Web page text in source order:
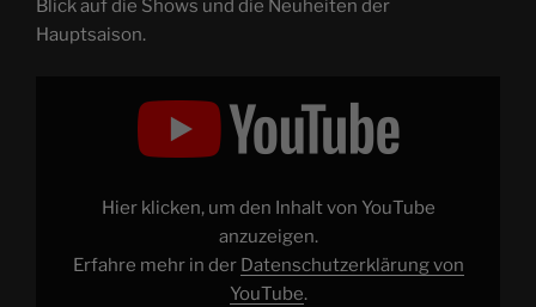
Blick auf die Shows und die Neuheiten der
Hauptsaison.
Neuheiten
PARK
Hier klicken, um den Inhalt von YouTube
anzuzeigen.
Erfahre mehr in der Datenschutzerklärung von
YouTube.